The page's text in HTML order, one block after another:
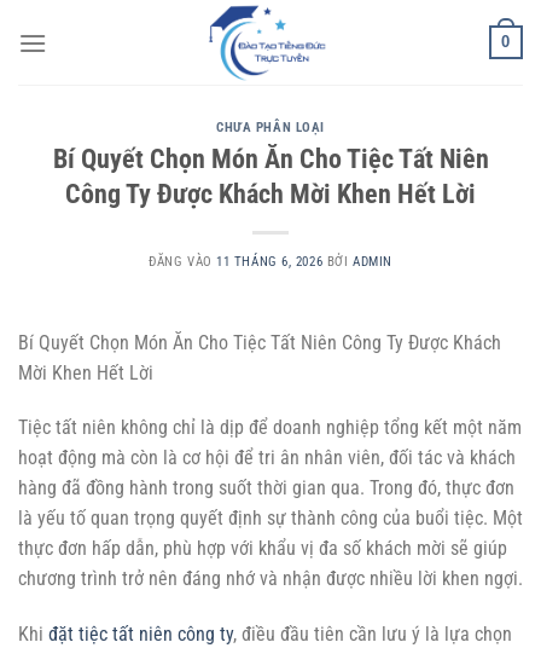
qua
0
CHƯA PHÂN LOẠI
Bí Quyết Chọn Món Ăn Cho Tiệc Tất Niên
Công Ty Được Khách Mời Khen Hết Lời
ĐĂNG VÀO11 THÁNG 6, 2026 BỞI ADMIN
Bí Quyết Chọn Món Ăn Cho Tiệc Tất Niên Công Ty Được Khách
Mời Khen Hết Lời
Tiệc tất niên không chỉ là dịp để doanh nghiệp tổng kết một năm
hoạt động mà còn là cơ hội để tri ân nhân viên, đối tác và khách
hàng đã đồng hành trong suốt thời gian qua. Trong đó, thực đơn
là yếu tố quan trọng quyết định sự thành công của buổi tiệc. Một
thực đơn hấp dẫn, phù hợp với khẩu vị đa số khách mời sẽ giúp
chương trình trở nên đáng nhớ và nhận được nhiều lời khen ngợi.
Khi đặt tiệc tất niên công ty, điều đầu tiên cần lưu ý là lựa chọn